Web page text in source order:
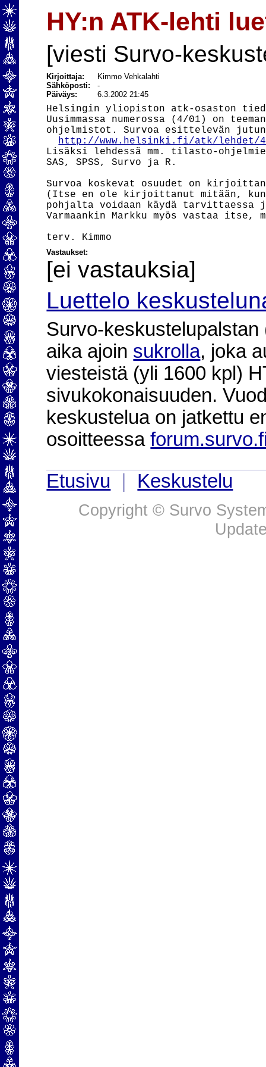
HY:n ATK-lehti
[viesti Survo-
Kirjoittaja:
Kimmo Vehkalahti
Sähköposti:-
Päiväys:
6.3.2002 21:45
Helsingin yliopiston atk-osaston
Uusimmassa numerossa (4/01) on
ohjelmistot. Survoa esittelevän
http://www.helsinki.fi/atk/lehdet/401/
Lisäksi lehdessä mm. tilasto-
SAS, SPSS, Survo ja R.
Survoa koskevat osuudet on
(Itse en ole kirjoittanut mitään,
pohjalta voidaan käydä tarvittaessa
Varmaankin Markku myös vastaa
Vastaukset:
[ei vastauksia]
Luettelo
Survo-
aika ajoin sukrolla, joka
viesteistä (yli 1600 kpl)
sivukokonaisuuden.
keskustelua on jatkettu
osoitteessa
Etusivu
Keskustelu
Copyright © Survo